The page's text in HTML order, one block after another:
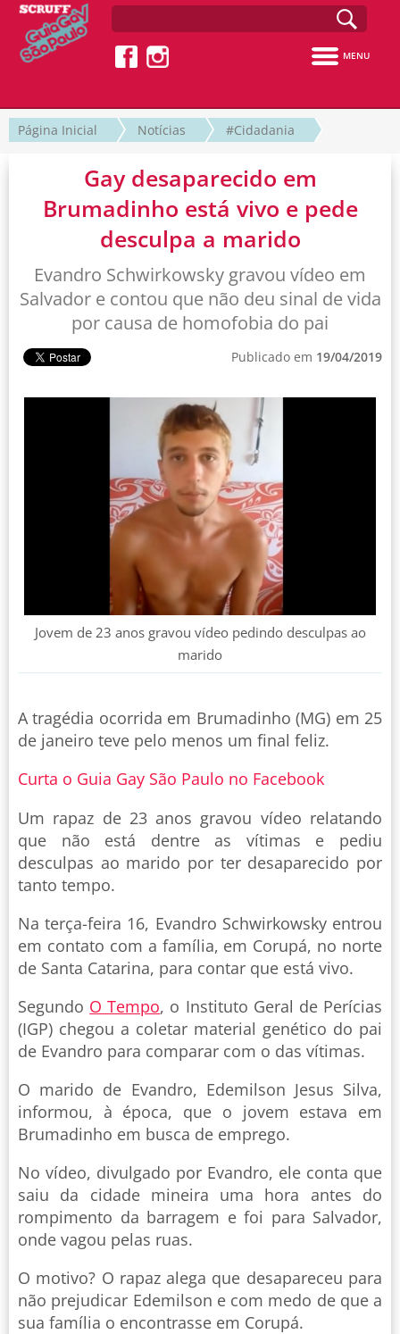
MENU
Página Inicial Notícias #Cidadania
Gay desaparecido em
Brumadinho está vivo e pede
desculpa a marido
Evandro Schwirkowsky gravou vídeo em
Salvador e contou que não deu sinal de vida
por causa de homofobia do pai
Publicado em 19/04/2019
Jovem de 23 anos gravou vídeo pedindo desculpas ao
marido
A tragédia ocorrida em Brumadinho (MG) em 25
de janeiro teve pelo menos um final feliz.
Curta o Guia Gay São Paulo no Facebook
Um rapaz de 23 anos gravou vídeo relatando
que não está dentre as vítimas e pediu
desculpas ao marido por ter desaparecido por
tanto tempo.
Na terça-feira 16, Evandro Schwirkowsky entrou
em contato com a família, em Corupá, no norte
de Santa Catarina, para contar que está vivo.
Segundo O Tempo, o Instituto Geral de Perícias
(IGP) chegou a coletar material genético do pai
de Evandro para comparar com o das vítimas.
O marido de Evandro, Edemilson Jesus Silva,
informou, à época, que o jovem estava em
Brumadinho em busca de emprego.
No vídeo, divulgado por Evandro, ele conta que
saiu da cidade mineira uma hora antes do
rompimento da barragem e foi para Salvador,
onde vagou pelas ruas.
O motivo? O rapaz alega que desapareceu para
não prejudicar Edemilson e com medo de que a
sua família o encontrasse em Corupá.